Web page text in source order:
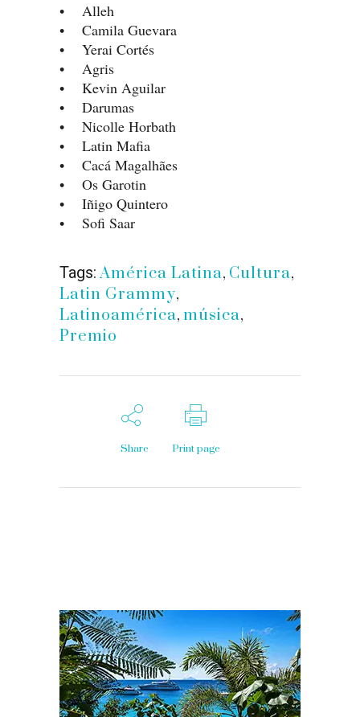
• Alleh
• Camila Guevara
• Yerai Cortés
• Agris
• Kevin Aguilar
• Darumas
• Nicolle Horbath
• Latin Mafia
• Cacá Magalhães
• Os Garotin
• Iñigo Quintero
• Sofi Saar
Tags: América Latina, Cultura,
Latin Grammy,
Latinoamérica, música,
Premio
Share Print page